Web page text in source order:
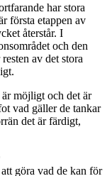
har stora
första etappen av
återstår. I
och den
av det stora
möjligt och det är
vad gäller de tankar
det är färdigt,
göra vad de kan för